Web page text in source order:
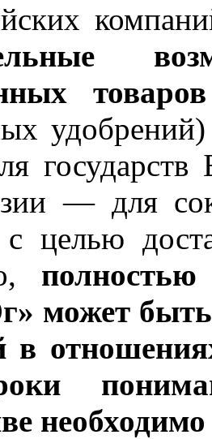
государств
— для
с целью
может
в